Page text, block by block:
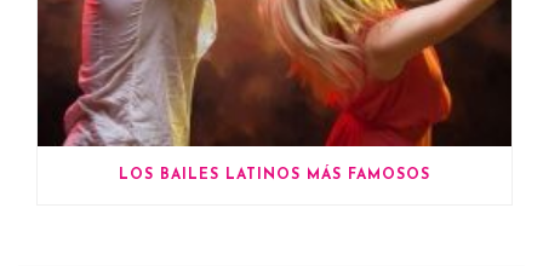
LOS BAILES LATINOS MÁS FAMOSOS